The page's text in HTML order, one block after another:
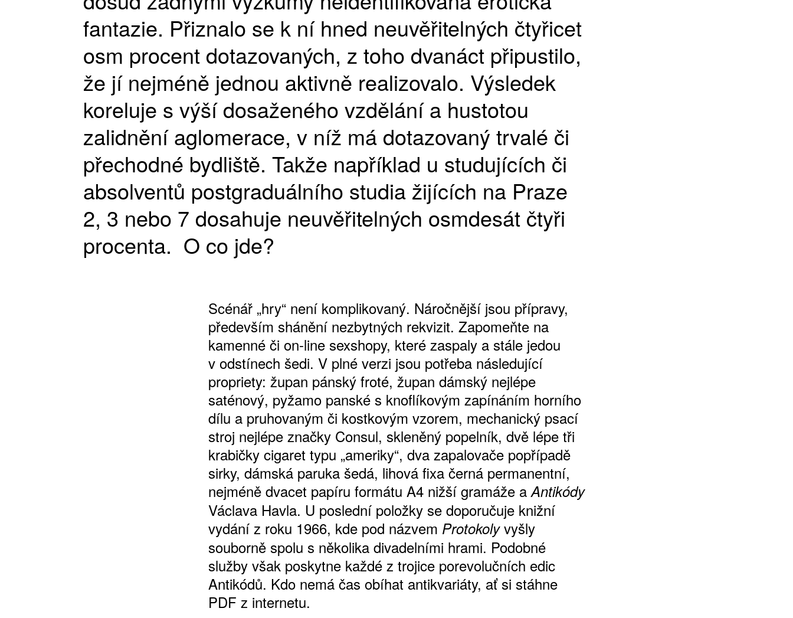
fantazie. Přiznalo se k ní hned neuvěřitelných čtyřicet
osm procent dotazovaných, z toho dvanáct připustilo,
že jí nejméně jednou aktivně realizovalo. Výsledek
koreluje s výší dosaženého vzdělání a hustotou
zalidnění aglomerace, v níž má dotazovaný trvalé či
přechodné bydliště. Takže například u studujících či
absolventů postgraduálního studia žijících na Praze
2, 3 nebo 7 dosahuje neuvěřitelných osmdesát čtyři
procenta. O co jde?
Scénář „hry“ není komplikovaný. Náročnější jsou přípravy,
především shánění nezbytných rekvizit. Zapomeňte na
kamenné či on-line sexshopy, které zaspaly a stále jedou
v odstínech šedi. V plné verzi jsou potřeba následující
propriety: župan pánský froté, župan dámský nejlépe
saténový, pyžamo panské s knoflíkovým zapínáním horního
dílu a pruhovaným či kostkovým vzorem, mechanický psací
stroj nejlépe značky Consul, skleněný popelník, dvě lépe tři
krabičky cigaret typu „ameriky“, dva zapalovače popřípadě
sirky, dámská paruka šedá, lihová fixa černá permanentní,
nejméně dvacet papíru formátu A4 nižší gramáže aAntikódy
Václava Havla. U poslední položky se doporučuje knižní
vydání z roku 1966, kde pod názvem Protokolyvyšly
souborně spolu s několika divadelními hrami. Podobné
služby však poskytne každé z trojice porevolučních edic
Antikódů. Kdo nemá čas obíhat antikvariáty, ať si stáhne
PDF z internetu.
ROČNÍ PŘEDPLATNÉ
10 TIŠTĚNÝCH ČÍSEL